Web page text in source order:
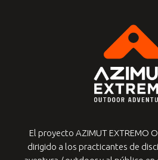
El proyecto AZIMUT EXTREMO
dirigido a los practicantes de